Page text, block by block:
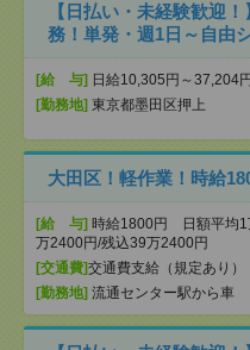
【日払い・未経験歓迎
務！単発・週1日～自由
[給 与] 日給10,305円～37,204円
[勤務地] 東京都墨田区押上
大田区！軽作業！時給
[給 与] 時給1800円 日額平均1
万2400円/残込39万2400円
[交通費]交通費支給（規定あり）
[勤務地] 流通センター駅から車